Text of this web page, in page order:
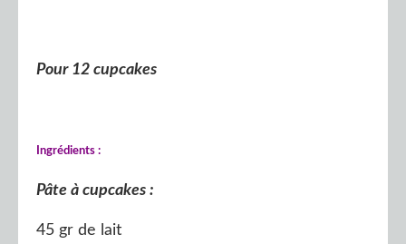
Pour 12 cupcakes
Ingrédients :
Pâte à cupcakes :
45 gr de lait